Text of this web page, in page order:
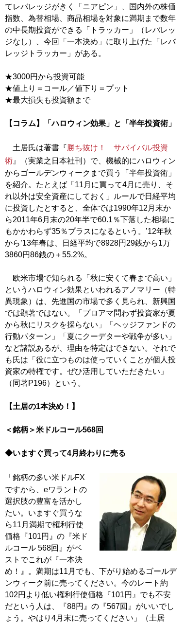
てレバレッジがきく「ニアピン」、国内外の株価
指数、為替相場、商品相場を対象に満期まで数年
の中長期投資ができる「トラッカー」（レバレッ
ジなし）、今回「一本決め」に取り上げた「レバ
レッジトラッカー」がある。
★3000円から投資可能
★値上り＝コール／値下り＝プット
★最大損失も投資額まで
【コラム】「ハロウィン効果」と「半年投資術」
土居氏は著書『勝ち抜け！ サバイバル投資
術 』（実業之日本社刊）で、機械的にハロウィン
からゴールデンウィークまで買う「半年投資術」
を紹介。たとえば「11月に買って4月に売り、そ
れ以外は安全資産にしておく」ルールで日経平均
に投資したとすると、全体では1990年12月末か
ら2011年6月末の20年半で60.1％下落した相場に
もかかわらず35％プラスになるという。’12年秋
から’13年春は、日経平均で8928円29銭から1万
3860円86銭の＋55.2%。
欧米市場で知られる「秋に安くて春まで高い」
というハロウィン効果といわれるアノマリー（特
異現象）は、先進国の市場で多く見られ、新興国
では顕著ではない。「プロアマ問わず投資家が夏
から秋にリスクを採らない」「ヘッジファンドの
行動パターン」「夏にクーデターや戦争が多い」
など諸説あるが、理由を特定はできない。それで
も氏は「役に立つものは使っていくことが個人投
資家の特権です。ぜひ活用していただきたい」
（同著P196）という。
【土居の1本決め！】
＜銘柄＞米ドルコール568回
◆いますぐ買って4月終わりに売る
「銘柄の多い米ドルFX
ですから、eワラントの
選択肢の豊富を活かし
たい。いますぐ買うな
ら11月満期で権利行使
価格『101円』の『米ド
ルコール 568回』がベ
ストでこれが『一本決
め！』。満期は11月でも、下がり始めるゴールデ
ンウィーク前に売ってください。今のレート約
102円より低い権利行使価格『101円』でも不安
だという人は、『88円』の『567回』がいいでし
ょう。やはり4月末に売ってください」（土居